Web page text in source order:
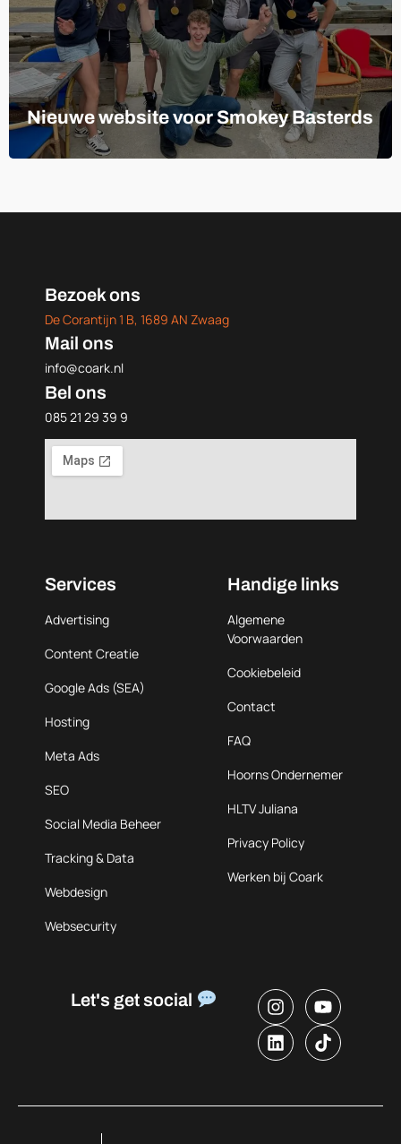
Nieuwe website voor Smokey Basterds
Bezoek ons
De Corantijn 1 B, 1689 AN Zwaag
Mail ons
info@coark.nl
Bel ons
085 21 29 39 9
Services
Advertising
Content Creatie
Google Ads (SEA)
Hosting
Meta Ads
SEO
Social Media Beheer
Tracking & Data
Webdesign
Websecurity
Handige links
Algemene
Voorwaarden
Cookiebeleid
Contact
FAQ
Hoorns Ondernemer
HLTV Juliana
Privacy Policy
Werken bij Coark
Let's get social